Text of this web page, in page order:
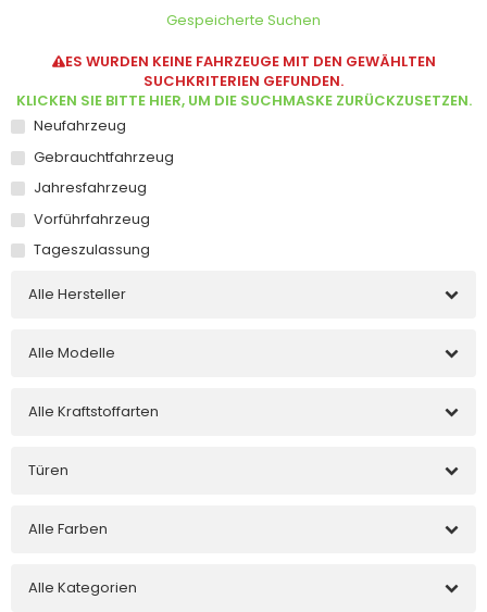
Gespeicherte Suchen
ES WURDEN KEINE FAHRZEUGE MIT DEN GEWÄHLTEN
SUCHKRITERIEN GEFUNDEN.
KLICKEN SIE BITTE HIER, UM DIE SUCHMASKE ZURÜCKZUSETZEN.
Neufahrzeug
Gebrauchtfahrzeug
Jahresfahrzeug
Vorführfahrzeug
Tageszulassung
Alle Hersteller
Alle Modelle
Alle Kraftstoffarten
Türen
Alle Farben
Alle Kategorien